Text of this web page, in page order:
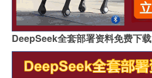
DeepSeek全套部署资料免费下载